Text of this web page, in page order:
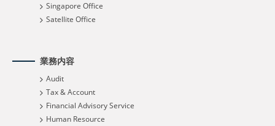
Singapore Office
Satellite Office
業務内容
Audit
Tax & Account
Financial Advisory Service
Human Resource